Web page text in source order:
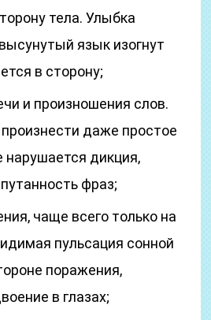
тела. Улыбка
язык изогнут
в сторону;
и произношения слов.
даже простое
дикция,
фраз;
чаще всего только на
пульсация сонной
поражения,
в глазах;